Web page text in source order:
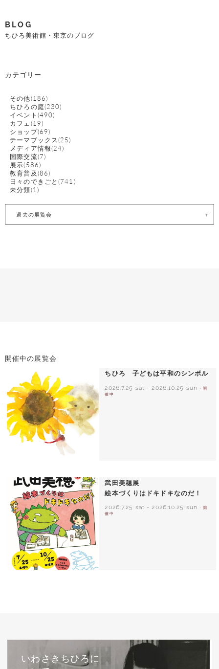
BLOG
ちひろ美術館・東京のブログ
カテゴリー
その他(186)
ちひろの庭(230)
イベント(490)
カフェ(19)
ショップ(69)
テーマブックス(25)
メディア情報(24)
国際交流(7)
展示(586)
教育普及(86)
日々のできごと(741)
未分類(1)
過去の展覧会
開催中の展覧会
ちひろ 子どもは平和のシンボル
2026.7.25 sat - 2026.10.25 sun
- 開
催中
武田美穂展
絵本づくりはドキドキなのだ！
2026.7.25 sat -2026.10.25 sun
- 開
催中
いわさきちひろに